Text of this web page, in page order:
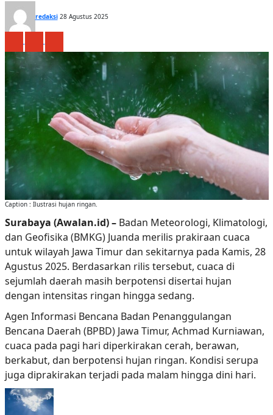
redaksi 28 Agustus 2025
Caption : Ilustrasi hujan ringan.
Surabaya (Awalan.id) –Badan Meteorologi, Klimatologi,
dan Geofisika (BMKG) Juanda merilis prakiraan cuaca
untuk wilayah Jawa Timur dan sekitarnya pada Kamis, 28
Agustus 2025. Berdasarkan rilis tersebut, cuaca di
sejumlah daerah masih berpotensi disertai hujan
dengan intensitas ringan hingga sedang.
Agen Informasi Bencana Badan Penanggulangan
Bencana Daerah (BPBD) Jawa Timur, Achmad Kurniawan,
cuaca pada pagi hari diperkirakan cerah, berawan,
berkabut, dan berpotensi hujan ringan. Kondisi serupa
juga diprakirakan terjadi pada malam hingga dini hari.